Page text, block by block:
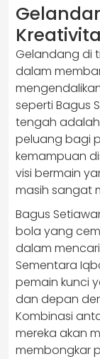
Gelandang di
dalam
seperti Bagus
tengah
peluang bagi
kemampuan
visi bermain
masih sangat
Bagus
bola yang
dalam
Sementara
pemain kunci
dan depan
Kombinasi
mereka akan
membongkar